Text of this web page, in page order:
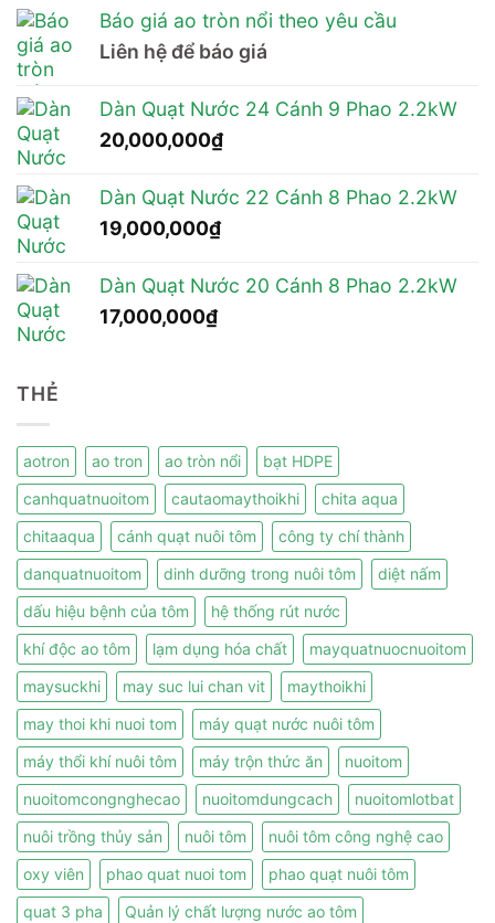
Báo giá ao tròn nổi theo yêu cầu
Liên hệ để báo giá
Dàn Quạt Nước 24 Cánh 9 Phao 2.2kW
20,000,000₫
Dàn Quạt Nước 22 Cánh 8 Phao 2.2kW
19,000,000₫
Dàn Quạt Nước 20 Cánh 8 Phao 2.2kW
17,000,000₫
THẺ
aotron ao tron ao tròn nổi
bạt HDPE
canhquatnuoitom
cautaomaythoikhi
chita aqua
chitaaqua
cánh quạt nuôi tôm
công ty chí thành
danquatnuoitom
dinh dưỡng trong nuôi tôm
diệt nấm
dấu hiệu bệnh của tôm
hệ thống rút nước
khí độc ao tôm
lạm dụng hóa chất
mayquatnuocnuoitom
maysuckhi
may suc lui chan vit
maythoikhi
may thoi khi nuoi tom
máy quạt nước nuôi tôm
máy thổi khí nuôi tôm
máy trộn thức ăn
nuoitom
nuoitomcongnghecao
nuoitomdungcach
nuoitomlotbat
nuôi trồng thủy sản
nuôi tôm
nuôi tôm công nghệ cao
oxy viên
phao quat nuoi tom
phao quạt nuôi tôm
quat 3 pha
Quản lý chất lượng nước ao tôm